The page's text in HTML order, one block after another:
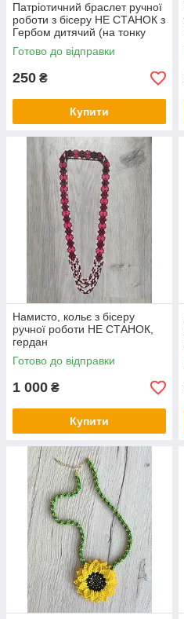
Патріотичний браслет ручної
роботи з бісеру НЕ СТАНОК з
Гербом дитячий (на тонку
руку)
Готово до відправки
250 ₴
Купити
Намисто, кольє з бісеру
ручної роботи НЕ СТАНОК,
гердан
Готово до відправки
1 000 ₴
Купити